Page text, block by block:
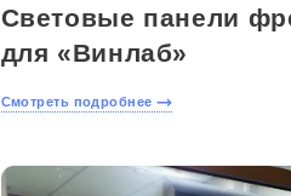
Световые панели
для «Винлаб»
Смотреть подробнее